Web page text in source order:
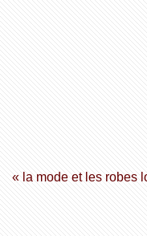
« la mode et les robes